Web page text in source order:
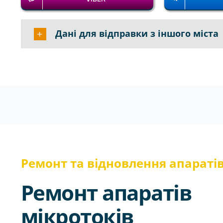
Дані для відправки з іншого міста
Ремонт та відновлення
Ремонт апаратів
мікротоків